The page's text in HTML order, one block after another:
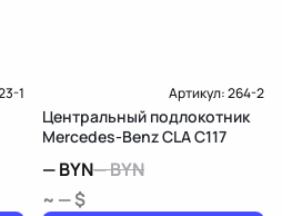
1 Артикул:264-2
Центральный подлокотник
Mercedes-Benz CLA C117
—BYN—BYN
~ — $